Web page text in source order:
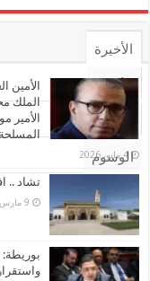
الأخيرة
الأشهر
تعليقات
الوسوم
الأمين
الملك
الأمير
4 مايو، 2026
تشاد ..
9 مارس، 2026
بوريطة: